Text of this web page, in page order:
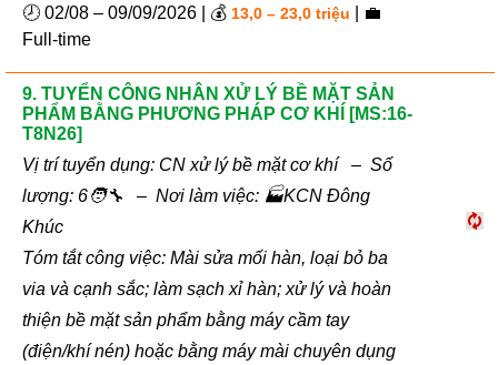
🕗 02/08 – 09/09/2026 | 💰 13,0 – 23,0 triệu
| 💼
Full-time
9. TUYỂN CÔNG NHÂN XỬ LÝ BỀ MẶT SẢN
PHẨM BẰNG PHƯƠNG PHÁP CƠ KHÍ [MS:16-
T8N26]
Vị trí tuyển dụng: CN xử lý bề mặt cơ khí – Số
lượng: 6🧑‍🔧 – Nơi làm việc: 🏭KCN Đông
Khúc
Tóm tắt công việc: Mài sửa mối hàn, loại bỏ ba
via và cạnh sắc; làm sạch xỉ hàn; xử lý và hoàn
thiện bề mặt sản phẩm bằng máy cầm tay
(điện/khí nén) hoặc bằng máy mài chuyên dụng